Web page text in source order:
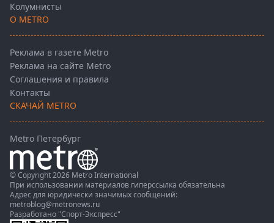
Колумнисты
О METRO
Реклама в газете Metro
Реклама на сайте Metro
Соглашения и правила
Контакты
СКАЧАЙ METRO
Metro Петербург
© Copyright 2026 Metro International
При использовании материалов гиперссылка обязательна
Адрес для юридически значимых сообщений:
metroblog@metronews.ru
Разработано "Спорт-Экспресс"